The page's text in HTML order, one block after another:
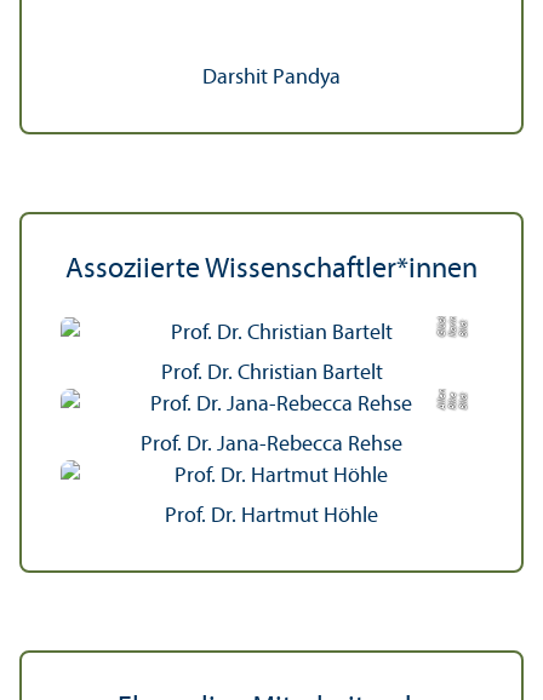
Darshit Pandya
Assoziierte Wissenschaft­ler*innen
Bil
d:
K
a
ri
nGl
ü
c
kl
e
r
Prof. Dr. Christian Bartelt
Bil
d:
Ri
k
e
All
e
n
d
o
e
rf
e
r
Prof. Dr. Jana-Rebecca Rehse
Prof. Dr. Hartmut Höhle